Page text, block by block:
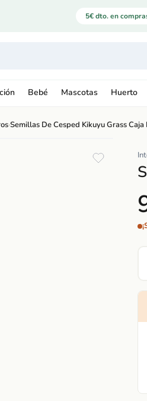
5€ dto. en
Bebé Mascotas Huerto
›Semillas De Cesped Kikuyu Grass Caja